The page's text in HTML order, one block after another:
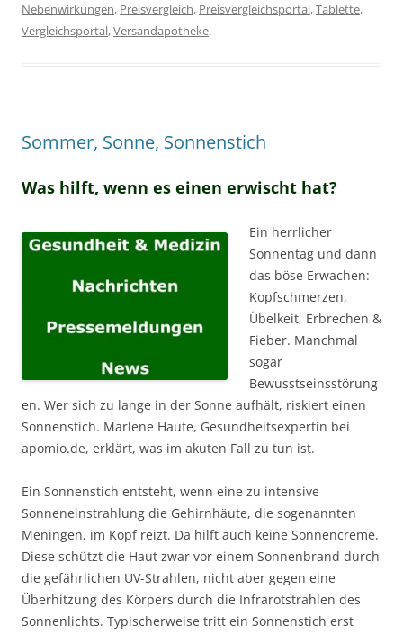
Nebenwirkungen, Preisvergleich, Preisvergleichsportal,Tablette,
Vergleichsportal,Versandapotheke.
Sommer, Sonne, Sonnenstich
Was hilft, wenn es einen erwischt hat?
Ein herrlicher
Sonnentag und dann
das böse Erwachen:
Kopfschmerzen,
Übelkeit, Erbrechen &
Fieber. Manchmal
sogar
Bewusstseinsstörung
en. Wer sich zu lange in der Sonne aufhält, riskiert einen
Sonnenstich. Marlene Haufe, Gesundheitsexpertin bei
apomio.de, erklärt, was im akuten Fall zu tun ist.
Ein Sonnenstich entsteht, wenn eine zu intensive
Sonneneinstrahlung die Gehirnhäute, die sogenannten
Meningen, im Kopf reizt. Da hilft auch keine Sonnencreme.
Diese schützt die Haut zwar vor einem Sonnenbrand durch
die gefährlichen UV-Strahlen, nicht aber gegen eine
Überhitzung des Körpers durch die Infrarotstrahlen des
Sonnenlichts. Typischerweise tritt ein Sonnenstich erst